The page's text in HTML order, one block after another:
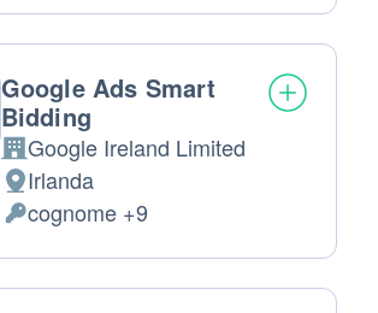
Google Ads Smart
Bidding
Azienda:
Google Ireland Limited
Luogo del trattamento:
Irlanda
Dati Personali trattati:
cognome +9